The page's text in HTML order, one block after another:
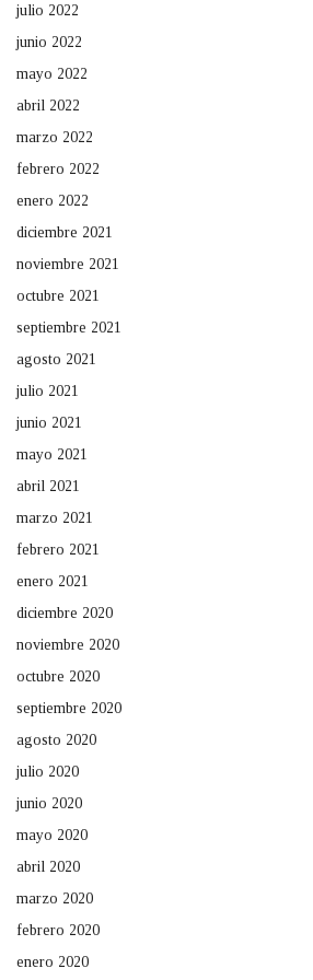
julio 2022
junio 2022
mayo 2022
abril 2022
marzo 2022
febrero 2022
enero 2022
diciembre 2021
noviembre 2021
octubre 2021
septiembre 2021
agosto 2021
julio 2021
junio 2021
mayo 2021
abril 2021
marzo 2021
febrero 2021
enero 2021
diciembre 2020
noviembre 2020
octubre 2020
septiembre 2020
agosto 2020
julio 2020
junio 2020
mayo 2020
abril 2020
marzo 2020
febrero 2020
enero 2020